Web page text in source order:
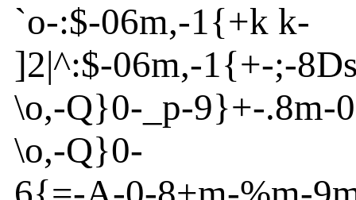
`o-:$-06m,-1{+k k-
]2|^:$-06m,-1{+-;-8
\o,-Q}0-_p-9}+-.8m-0
\o,-Q}0-